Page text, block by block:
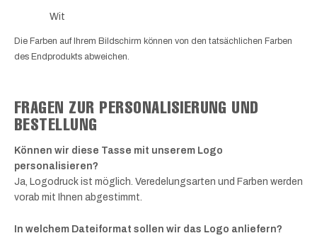
Wit
Die Farben auf Ihrem Bildschirm können von den tatsächlichen Farben
des Endprodukts abweichen.
FRAGEN ZUR PERSONALISIERUNG UND
BESTELLUNG
Können wir diese Tasse mit unserem Logo
personalisieren?
Ja, Logodruck ist möglich. Veredelungsarten und Farben werden
vorab mit Ihnen abgestimmt.
In welchem Dateiformat sollen wir das Logo anliefern?